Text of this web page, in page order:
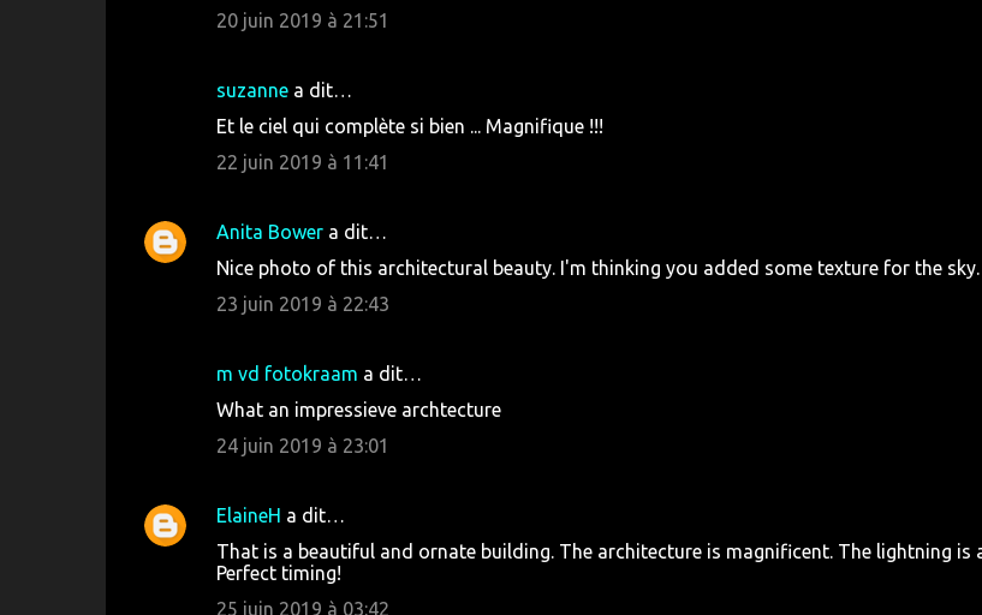
20 juin 2019 à 21:51
suzannea dit…
Et le ciel qui complète si bien ... Magnifique !!!
22 juin 2019 à 11:41
Anita Bowera dit…
Nice photo of this architectural beauty. I'm thinking you added some texture for the sky.
23 juin 2019 à 22:43
m vd fotokraam a dit…
What an impressieve archtecture
24 juin 2019 à 23:01
ElaineH a dit…
That is a beautiful and ornate building. The architecture is magnificent. The lightning is
Perfect timing!
25 juin 2019 à 03:42